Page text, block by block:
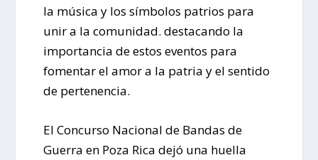
la música y los símbolos patrios para
unir a la comunidad. destacando la
importancia de estos eventos para
fomentar el amor a la patria y el sentido
de pertenencia.
El Concurso Nacional de Bandas de
Guerra en Poza Rica dejó una huella